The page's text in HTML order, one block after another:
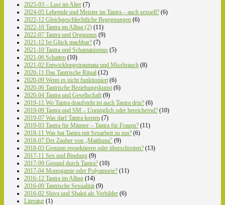
2025-03 – Lust im Alter (7)
2024-05 Lehrende und Meister im Tantra – auch sexuell? (6)
2022-12 Gleichgeschlechtliche Begegnungen (6)
2022-10 Tantra im Alltag (2) (11)
2022-07 Tantra und Orgasmus (9)
2021-12 Ist Glück machbar? (7)
2021-10 Tantra und Schamanismus (5)
2021-06 Schatten (10)
2021-02 Entwicklungstraumata und Missbrauch (8)
2020-11 Das Tantrische Ritual (12)
2020-09 Wenn es nicht funktioniert (6)
2020-06 Tantrische Beziehungskunst (6)
2020-04 Tantra und Gesellschaft (9)
2019-11 Wo Tantra draufsteht ist auch Tantra drin? (6)
2019-09 Tantra und SM – Unmöglich oder bereichernd? (10)
2019-07 Was darf Tantra kosten (7)
2019-03 Tantra für Männer – Tantra für Frauen? (11)
2018-11 Was hat Tantra mit Sexarbeit zu tun? (6)
2018-07 Der Zauber von „Maithuna" (9)
2018-03 Grenzen respektieren oder überschreiten? (13)
2017-11 Sex und Bindung (9)
2017-09 Gesund durch Tantra? (10)
2017-04 Monogamie oder Polyamorie? (11)
2016-12 Tantra im Alltag (14)
2016-09 Tantrische Sexualität (9)
2016-02 Shiva und Shakti als Vorbilder (6)
Literatur (1)